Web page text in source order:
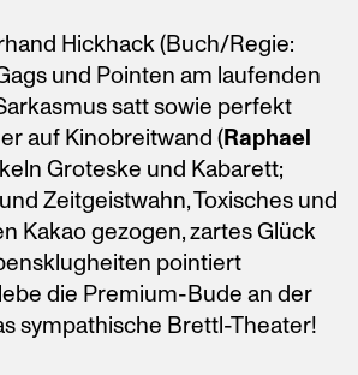
Hickhack (Buch/Regie:
und Pointen am laufenden
satt sowie perfekt
auf Kinobreitwand (Raphael
Groteske und Kabarett;
Zeitgeistwahn, Toxisches und
Kakao gezogen, zartes Glück
pointiert
die Premium-Bude an der
sympathische Brettl-Theater!